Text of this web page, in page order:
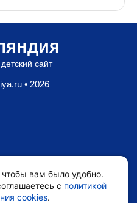
сайт
• 2026
вам было удобно.
с политикой
cookies.